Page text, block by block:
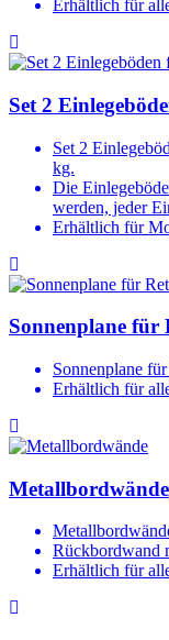
Erhältlich für
Set 2
Set 2
kg.
Die
werden, jeder
Erhältlich für
Sonnenplane für
Sonnenplane
Erhältlich für
Metallbordwände
Rückbordwand
Erhältlich für